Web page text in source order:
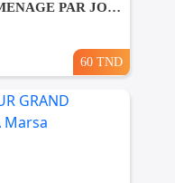
OFFRE FEMME DE MENAGE PAR JOUR A El manar
60 TND